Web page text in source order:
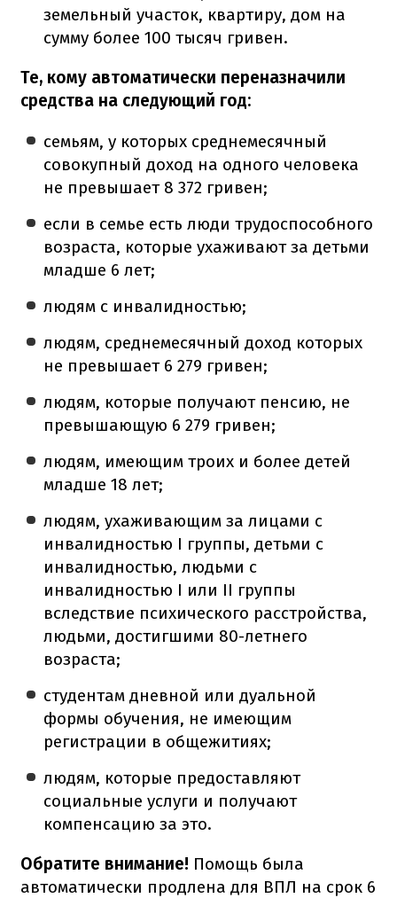
земельный участок, квартиру, дом на
сумму более 100 тысяч гривен.
Те, кому автоматически переназначили
средства на следующий год:
семьям, у которых среднемесячный
совокупный доход на одного человека
не превышает 8 372 гривен;
если в семье есть люди трудоспособного
возраста, которые ухаживают за детьми
младше 6 лет;
людям с инвалидностью;
людям, среднемесячный доход которых
не превышает 6 279 гривен;
людям, которые получают пенсию, не
превышающую 6 279 гривен;
людям, имеющим троих и более детей
младше 18 лет;
людям, ухаживающим за лицами с
инвалидностью I группы, детьми с
инвалидностью, людьми с
инвалидностью I или II группы
вследствие психического расстройства,
людьми, достигшими 80-летнего
возраста;
студентам дневной или дуальной
формы обучения, не имеющим
регистрации в общежитиях;
людям, которые предоставляют
социальные услуги и получают
компенсацию за это.
Обратите внимание! Помощь была
автоматически продлена для ВПЛ на срок 6